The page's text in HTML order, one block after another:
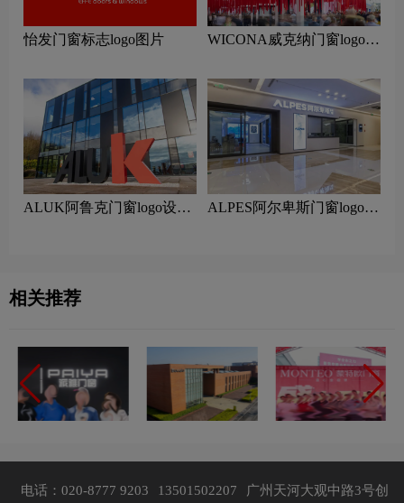
怡发门窗标志logo图片
WICONA威克纳门窗logo设
ALUK阿鲁克门窗logo设计
ALPES阿尔卑斯门窗logo设
相关推荐
电话：020-8777 9203 13501502207 广州天河大观中路3号创